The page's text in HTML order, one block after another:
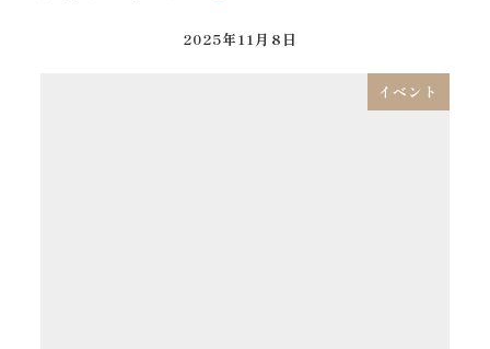
2025年11月8日
イベント